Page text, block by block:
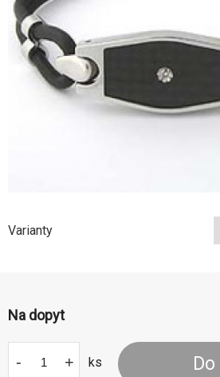
Varianty
Na dopyt
- + ks